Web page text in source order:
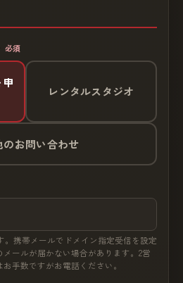
必須
レンタルスタジオ
のお問い合わせ
。携帯メールでドメイン指定受信を設定
ールが届かない場合があります。2営
手数ですがお電話ください。